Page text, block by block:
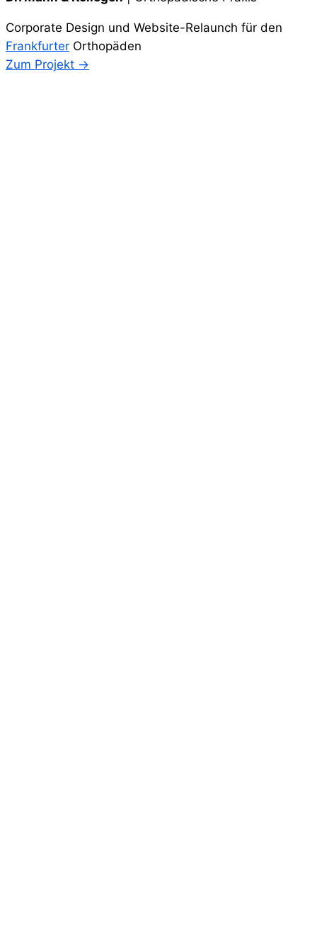
Corporate Design und Website-Relaunch für den
Frankfurter Orthopäden
Zum Projekt →